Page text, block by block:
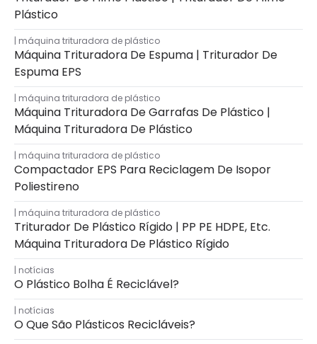
Plástico
máquina trituradora de plástico
Máquina Trituradora De Espuma | Triturador De
Espuma EPS
máquina trituradora de plástico
Máquina Trituradora De Garrafas De Plástico |
Máquina Trituradora De Plástico
máquina trituradora de plástico
Compactador EPS Para Reciclagem De Isopor
Poliestireno
máquina trituradora de plástico
Triturador De Plástico Rígido | PP PE HDPE, Etc.
Máquina Trituradora De Plástico Rígido
notícias
O Plástico Bolha É Reciclável?
notícias
O Que São Plásticos Recicláveis?